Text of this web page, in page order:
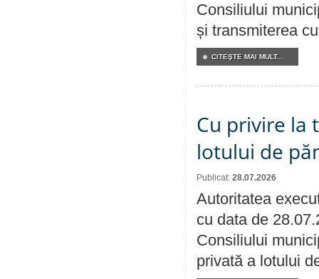
Consiliului
și transmiterea
CITEŞTE MAI MULT...
Cu privire la
lotului de
Publicat: 28.07.2026
Autoritatea
cu data de
Consiliului
privată a lotului